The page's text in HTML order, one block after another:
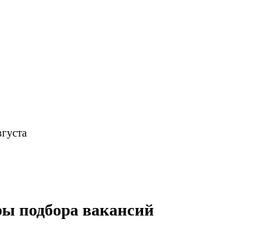
подбора вакансий